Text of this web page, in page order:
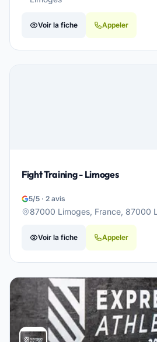
Voir la fiche Appeler
Fight Training - Limoges
5/5 · 2 avis
87000 Limoges, France, 87000
Voir la fiche Appeler